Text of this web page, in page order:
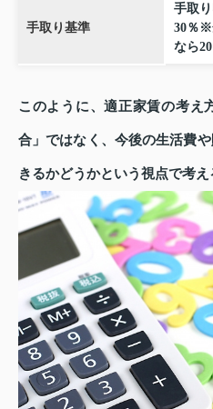
手取り基準
手取
30％※
なら
このように、適正家賃の考え
合」ではなく、今後の生活費
きるかどうかという視点で考え